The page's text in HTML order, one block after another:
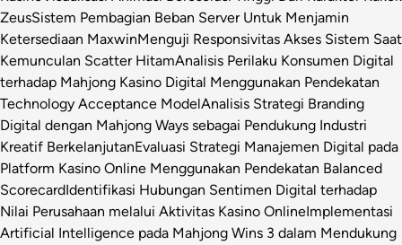
ZeusSistem Pembagian Beban Server Untuk Menjamin
Ketersediaan MaxwinMenguji Responsivitas Akses Sistem Saat
Kemunculan Scatter HitamAnalisis Perilaku Konsumen Digital
terhadap Mahjong Kasino Digital Menggunakan Pendekatan
Technology Acceptance ModelAnalisis Strategi Branding
Digital dengan Mahjong Ways sebagai Pendukung Industri
Kreatif BerkelanjutanEvaluasi Strategi Manajemen Digital pada
Platform Kasino Online Menggunakan Pendekatan Balanced
ScorecardIdentifikasi Hubungan Sentimen Digital terhadap
Nilai Perusahaan melalui Aktivitas Kasino OnlineImplementasi
Artificial Intelligence pada Mahjong Wins 3 dalam Mendukung